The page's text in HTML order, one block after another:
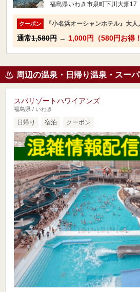
福島県いわき市泉町下川大畑17
クーポン 『小名浜オーシャンホテル』大
通常1,580円 → 1,000円（580円お得！
周辺の温泉・日帰り温泉・スー
スパリゾートハワイアンズ
福島県 / いわき
日帰り 宿泊 クーポン